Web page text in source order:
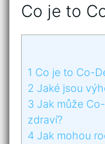
Co je to
1 Co je to Co-
2 Jaké jsou
3 Jak může
zdraví?
4 Jak mohou